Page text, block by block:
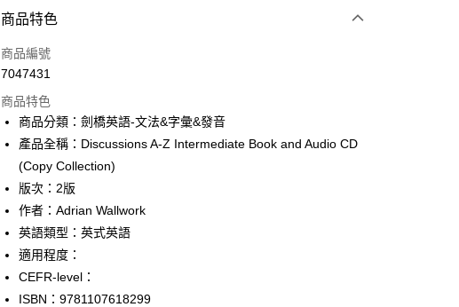
付款方式
信用卡一次付款
Apple Pay
Google Pay
ATM付款
運送方式
全家取貨付款
每筆NT$60
商品特色
商品編號
7047431
商品特色
商品分類：劍橋英語-文法&字彙&發音
產品全稱：Discussions A-Z Intermediate Book and Audio CD
(Copy Collection)
版次：2版
作者：Adrian Wallwork
英語類型：英式英語
適用程度：
CEFR-level：
ISBN：9781107618299